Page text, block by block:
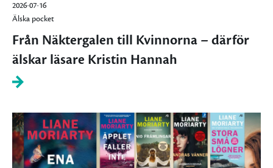
2026-07-16
Älska pocket
Från Näktergalen till Kvinnorna – därför
älskar läsare Kristin Hannah